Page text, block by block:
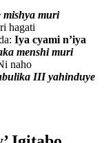
mishya muri
hagati
Iya cyami n’iya
menshi muri
naho
III yahinduye